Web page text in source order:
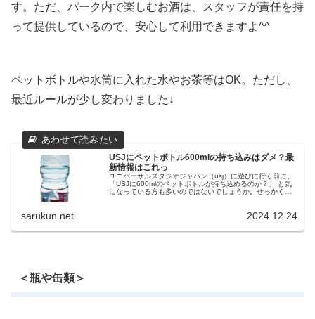
す。ただ、パーク内で楽しむお酒は、スタッフが責任を持
って提供しているので、安心して利用できますよ^^
ペットボトルや水筒に入れた水やお茶等はOK。ただし、
最近ルールが少し変わりました↓
USJにペットボトル600mlの持ち込みはダメ？最
新情報はこれっ
ユニバーサルスタジオジャパン（usj）に遊びに行く前に、
「USJに600mlのペットボトルが持ち込めるのか？」 と気
になっている方も多いのではないでしょうか。せっかく準
sarukun.net 2024.12.24
＜瓶や缶類＞